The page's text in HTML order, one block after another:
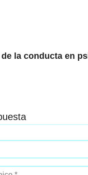
la conducta en